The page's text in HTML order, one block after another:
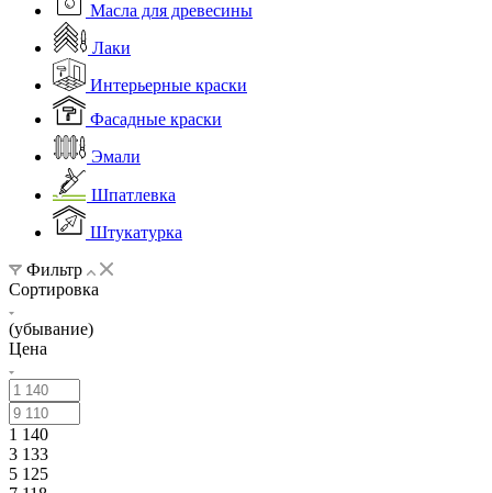
Масла для древесины
Лаки
Интерьерные краски
Фасадные краски
Эмали
Шпатлевка
Штукатурка
Фильтр
Сортировка
(убывание)
Цена
1 140
3 133
5 125